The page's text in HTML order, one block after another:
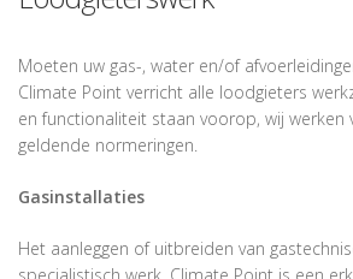
Moeten uw gas-, water en/of
Climate Point verricht alle loodgieters
en functionaliteit staan voorop, wij werken
geldende normeringen.
Gasinstallaties
Het aanleggen of uitbreiden van